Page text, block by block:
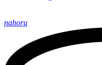
nahoru